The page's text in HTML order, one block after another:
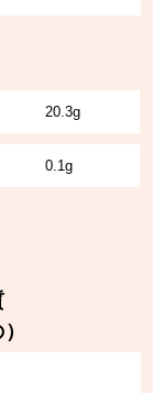
20.3g
0.1g